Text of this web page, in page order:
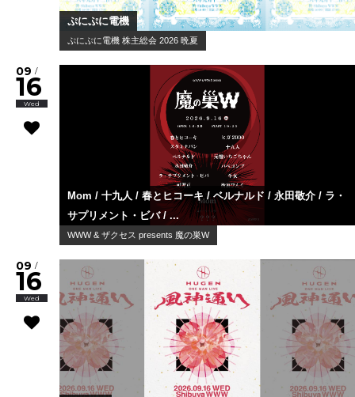
ぷにぷに電機
ぷにぷに電機 株主総会 2026 晩夏
09 /
16
Wed
Mom / 十九人 / 春とヒコーキ / ベルナルド / 永田敬介 / ラ・
サプリメント・ビバ / ...
WWW & ザクセス presents 魔の巣W
09 /
16
Wed